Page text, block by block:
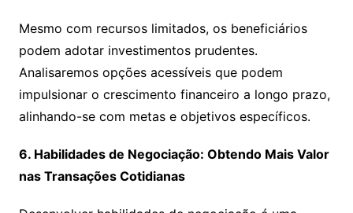
Mesmo com recursos limitados, os beneficiários
podem adotar investimentos prudentes.
Analisaremos opções acessíveis que podem
impulsionar o crescimento financeiro a longo prazo,
alinhando-se com metas e objetivos específicos.
6. Habilidades de Negociação: Obtendo Mais Valor
nas Transações Cotidianas